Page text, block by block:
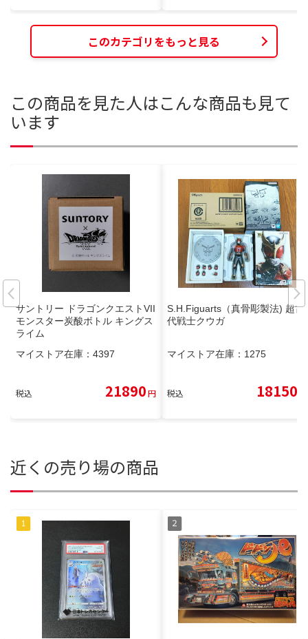
このカテゴリをもっと見る
この商品を見た人はこんな商品も見て
います
サントリー ドラゴンクエストVII
モンスター炭酸ボトル キングス
ライム
マイストア在庫： 4397
税込 21890円
S.H.Figuarts（真骨彫製法) 超古
代戦士クウガ
マイストア在庫： 1275
税込 18150
近くの売り場の商品